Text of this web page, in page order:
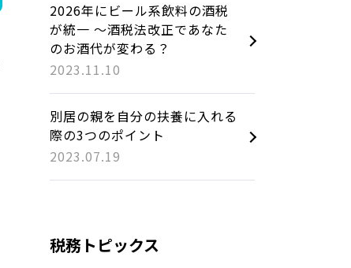
2026年にビール系飲料の酒税
が統一 ～酒税法改正であなた
のお酒代が変わる？
2023.11.10
別居の親を自分の扶養に入れる
際の3つのポイント
2023.07.19
税務トピックス